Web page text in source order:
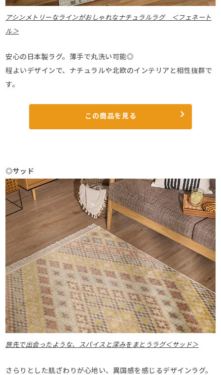
アシンメトリーなラインがおしゃれなナチュラルラグ ＜フェネート
ル＞
安心の日本製ラグ。薄手で丸洗い可能◎
程よいデザインで、ナチュラルや北欧のインテリアと相性抜群で
す。
この商品を見る
◎サッド
旅先で出会ったような、スパイスと深みをまとうラグ＜サッド＞
さらりとした肌ざわりが心地い、異国感を感じるデザインラグ。